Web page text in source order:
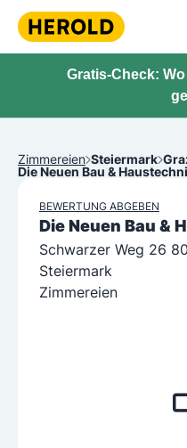
Gratis-Check:
Zimmereien Steiermark
Die Neuen Bau &
BEWERTUNG ABGEBEN
Die Neuen Bau &
Schwarzer Weg 26
Steiermark
Zimmereien